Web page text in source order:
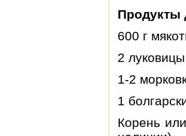
Продукты
600 г
2 луковицы
1-2
1
Корень